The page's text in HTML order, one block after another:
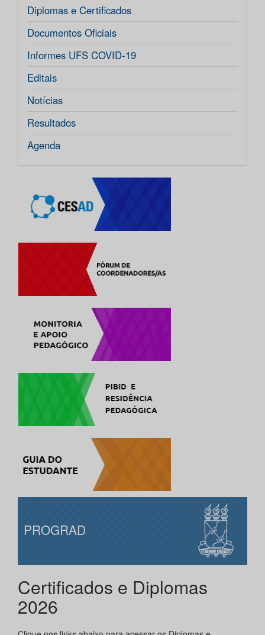
Diplomas e Certificados
Documentos Oficiais
Informes UFS COVID-19
Editais
Notícias
Resultados
Agenda
PROGRAD
Certificados e Diplomas
2026